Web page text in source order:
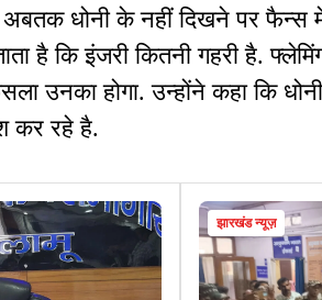
धोनी के नहीं दिखने पर फैन्स में
है कि इंजरी कितनी गहरी है.
उनका होगा. उन्होंने कहा कि
कर रहे है.
झारखंड न्यूज़